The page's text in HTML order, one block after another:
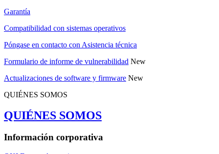
Garantía
Compatibilidad con sistemas operativos
Póngase en contacto con Asistencia técnica
Formulario de informe de vulnerabilidad New
Actualizaciones de software y firmware New
QUIÉNES SOMOS
QUIÉNES SOMOS
Información corporativa